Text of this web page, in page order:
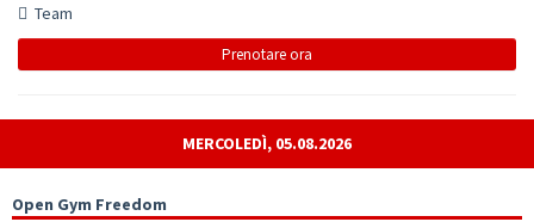
Team
Prenotare ora
MERCOLEDÌ, 05.08.2026
Open Gym Freedom